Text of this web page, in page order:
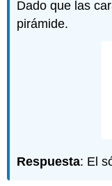
Dado que las
pirámide.
Respuesta: El